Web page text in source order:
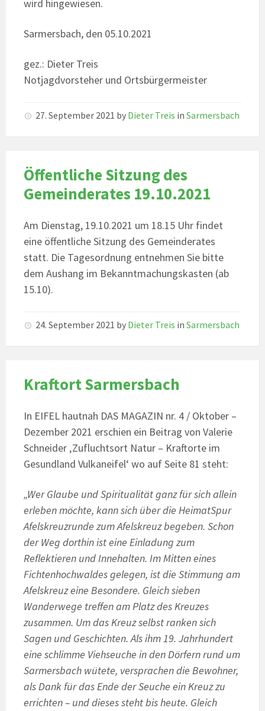
wird hingewiesen.
Sarmersbach, den 05.10.2021
gez.: Dieter Treis
Notjagdvorsteher und Ortsbürgermeister
27. September 2021 by Dieter Treis in Sarmersbach
Öffentliche Sitzung des
Gemeinderates 19.10.2021
Am Dienstag, 19.10.2021 um 18.15 Uhr findet
eine öffentliche Sitzung des Gemeinderates
statt. Die Tagesordnung entnehmen Sie bitte
dem Aushang im Bekanntmachungskasten (ab
15.10).
24. September 2021 by Dieter Treis in Sarmersbach
Kraftort Sarmersbach
In EIFEL hautnah DAS MAGAZIN nr. 4 / Oktober –
Dezember 2021 erschien ein Beitrag von Valerie
Schneider ‚Zufluchtsort Natur – Kraftorte im
Gesundland Vulkaneifel‘ wo auf Seite 81 steht:
„Wer Glaube und Spiritualität ganz für sich allein
erleben möchte, kann sich über die HeimatSpur
Afelskreuzrunde zum Afelskreuz begeben. Schon
der Weg dorthin ist eine Einladung zum
Reflektieren und Innehalten. Im Mitten eines
Fichtenhochwaldes gelegen, ist die Stimmung am
Afelskreuz eine Besondere. Gleich sieben
Wanderwege treffen am Platz des Kreuzes
zusammen. Um das Kreuz selbst ranken sich
Sagen und Geschichten. Als ihm 19. Jahrhundert
eine schlimme Viehseuche in den Dörfern rund um
Sarmersbach wütete, versprachen die Bewohner,
als Dank für das Ende der Seuche ein Kreuz zu
errichten – und dieses steht bis heute. Gleich